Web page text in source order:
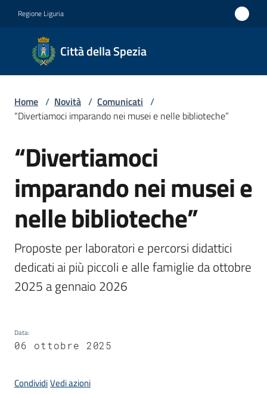
Regione Liguria
Città della Spezia
Città
della
Medaglia
Merito
Civile
Medaglia
d'argento
al Valor
Militare
Novità
Menu selezionato
Home / Novità / Comunicati /
“Divertiamoci imparando nei musei e nelle biblioteche”
Salta al contenuto
“Divertiamoci
imparando nei musei e
nelle biblioteche”
Proposte per laboratori e percorsi didattici
dedicati ai più piccoli e alle famiglie da ottobre
2025 a gennaio 2026
Data:
06 ottobre 2025
CondividiVedi azioni